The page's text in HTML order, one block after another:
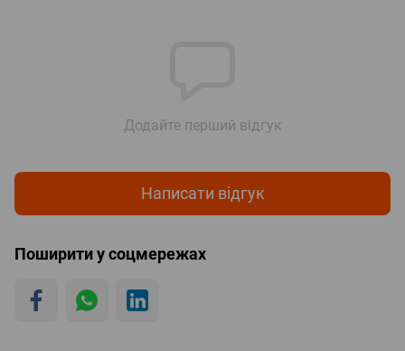
Додайте перший відгук
Написати відгук
Поширити у соцмережах